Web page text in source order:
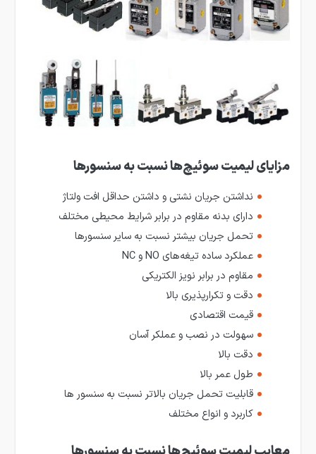
مزایای لیمیت سوئیچ‌ها نسبت به سنسورها
نداشتن جریان نشتی و داشتن حداقل افت ولتاژ
دارای بدنه مقاوم در برابر شرایط محیطی مختلف
تحمل جریان بیشتر نسبت به سایر سنسورها
عملکرد ساده تیغه‌های NO و NC
مقاوم در برابر نویز الکتریکی
دقت و تکرارپذیری بالا
قیمت اقتصادی
سهولت در نصب و عملکر آسان
دقت بالا
طول عمر بالا
قابلیت تحمل جریان بالاتر نسبت به سنسور ها
کاربرد و انواع مختلف